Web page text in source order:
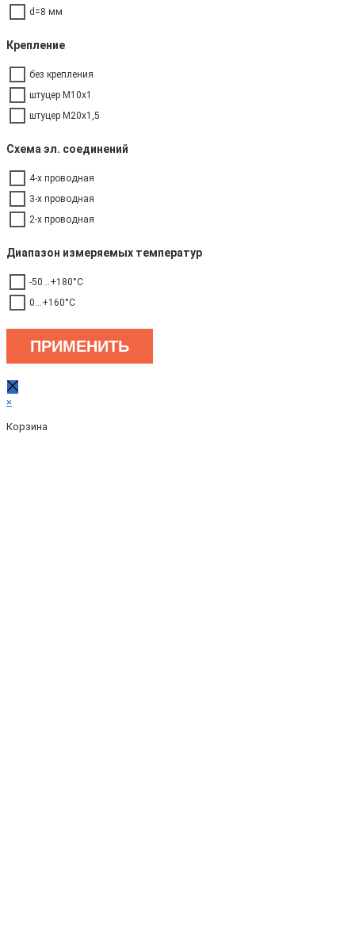
d=8 мм
Крепление
без крепления
штуцер М10х1
штуцер М20х1,5
Схема эл. соединений
4-х проводная
3-х проводная
2-х проводная
Диапазон измеряемых температур
-50...+180°C
0...+160°C
ПРИМЕНИТЬ
×
Корзина